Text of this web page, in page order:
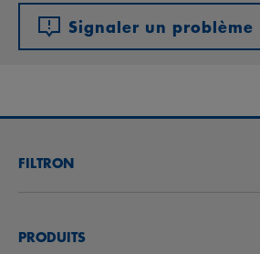
Signaler un problème
FILTRON
TROUVEZ UN DISTRIBUTEUR
PRODUITS